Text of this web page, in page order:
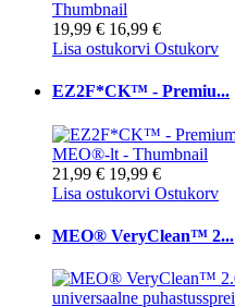
19,99 € 16,99 €
Lisa ostukorvi Ostukorv
EZ2F*CK™ - Premiu...
21,99 € 19,99 €
Lisa ostukorvi Ostukorv
MEO® VeryClean™ 2...